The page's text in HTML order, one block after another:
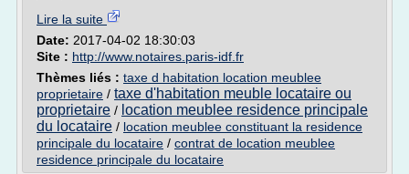
Lire la suite
Date: 2017-04-02 18:30:03
Site : http://www.notaires.paris-idf.fr
Thèmes liés : taxe d habitation location meublee
proprietaire / taxe d'habitation meuble locataire ou
proprietaire / location meublee residence principale
du locataire / location meublee constituant la residence
principale du locataire / contrat de location meublee
residence principale du locataire